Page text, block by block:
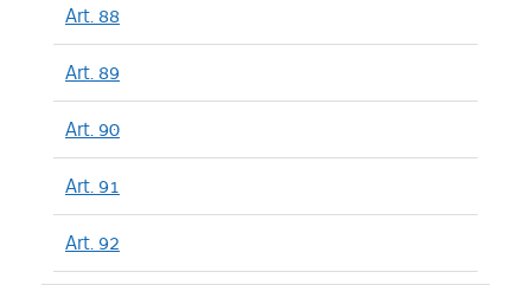
Art. 88
Art. 89
Art. 90
Art. 91
Art. 92